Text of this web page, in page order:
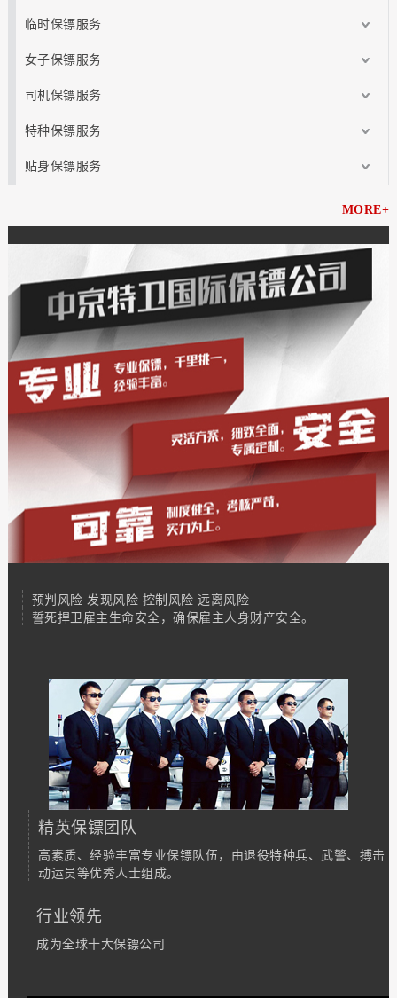
临时保镖服务
女子保镖服务
司机保镖服务
特种保镖服务
贴身保镖服务
MORE+
预判风险 发现风险 控制风险 远离风险
誓死捍卫雇主生命安全，确保雇主人身财产安全。
精英保镖团队
高素质、经验丰富专业保镖队伍，由退役特种兵、武警、搏击
动运员等优秀人士组成。
行业领先
成为全球十大保镖公司